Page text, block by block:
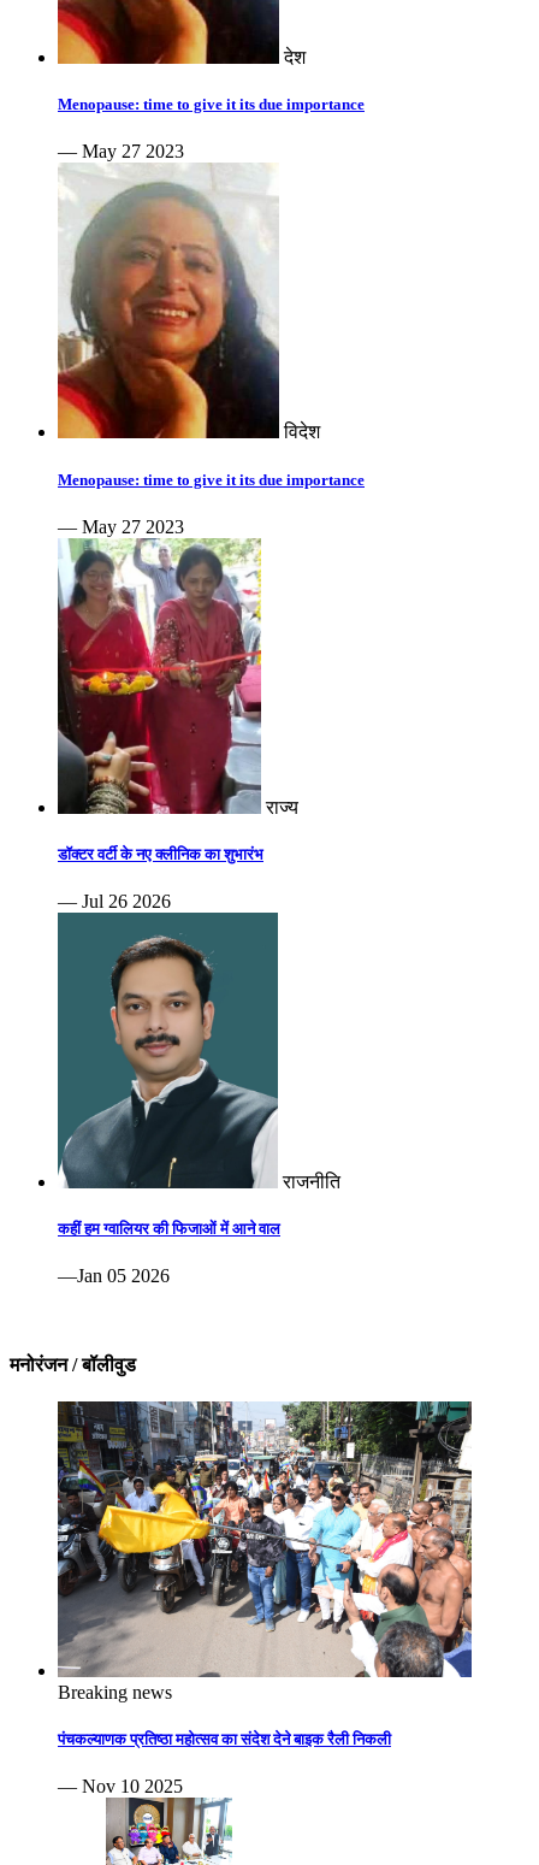
देश
Menopause: time to give it its due importance
— May 27 2023
विदेश
Menopause: time to give it its due importance
— May 27 2023
राज्य
डॉक्टर वर्टी के नए क्लीनिक का शुभारंभ
— Jul 26 2026
राजनीति
कहीं हम ग्वालियर की फिजाओं में आने वाल
—Jan 05 2026
मनोरंजन / बॉलीवुड
Breaking news
पंचकल्याणक प्रतिष्ठा महोत्सव का संदेश देने बाइक रैली निकली
— Nov 10 2025